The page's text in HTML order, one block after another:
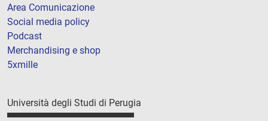
Area Comunicazione
Social media policy
Podcast
Merchandising e shop
5xmille
Università degli Studi di Perugia